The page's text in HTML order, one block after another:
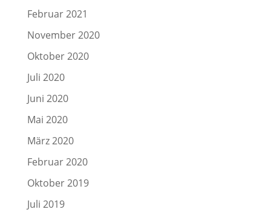
Februar 2021
November 2020
Oktober 2020
Juli 2020
Juni 2020
Mai 2020
März 2020
Februar 2020
Oktober 2019
Juli 2019